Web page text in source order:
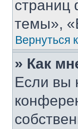
темы»,
Вернуться
» Как
Если вы